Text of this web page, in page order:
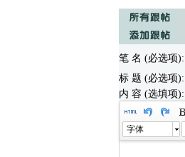
笔 名 (必选项):
标 题 (必选项):
内 容 (选填项):
字体